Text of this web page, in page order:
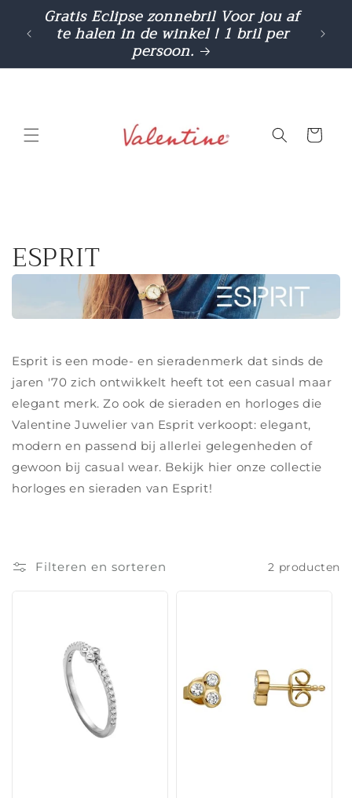
naar de
content
Gratis Eclipse zonnebril Voor jou af
te halen in de winkel ! 1 bril per
persoon.
C
o
l
l
e
c
t
i
:
ESPRIT
Esprit is een mode- en sieradenmerk dat sinds de
jaren '70 zich ontwikkelt heeft tot een casual maar
elegant merk. Zo ook de sieraden en horloges die
Valentine Juwelier van Esprit verkoopt: elegant,
modern en passend bij allerlei gelegenheden of
gewoon bij casual wear. Bekijk hier onze collectie
horloges en sieraden van Esprit!
Filteren en sorteren 2 producten